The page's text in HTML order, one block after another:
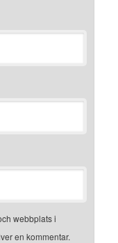
webbplats i
en kommentar.